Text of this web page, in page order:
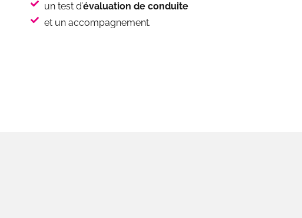
un test d’évaluation de conduite
et un accompagnement.